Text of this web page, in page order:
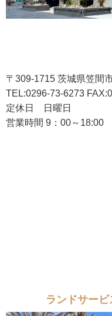
〒309-1715 茨城県笠間
TEL:0296-73-6273
定休日 日曜日
営業時間 9：00～18:00
ランドサー